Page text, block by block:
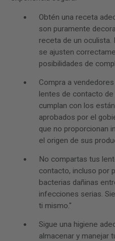
Obtén una receta
son puramente
receta de un oculista.
se ajusten
posibilidades de
Compra a
lentes de contacto
cumplan con los
aprobados por el
que no proporcionan
el origen de sus
No compartas tus
contacto, incluso por
bacterias dañinas
infecciones serias.
ti mismo."
Sigue una higiene
almacenar y manejar